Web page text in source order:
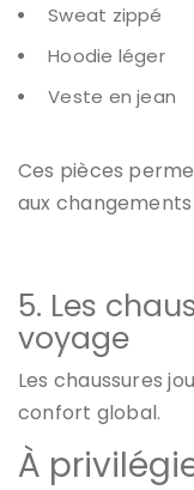
Sweat zippé
Hoodie léger
Veste en jean
Ces pièces
aux
5. Les
voyage
Les chaussures
confort global.
À